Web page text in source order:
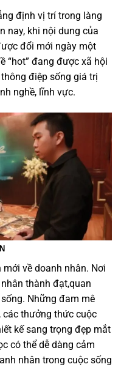
định vị trí trong làng
nay, khi nội dung của
đổi mới ngày một
“hot” đang được xã hội
điệp sống giá trị
nghề, lĩnh vực.
về doanh nhân. Nơi
thành đạt,quan
Những đam mê
các thưởng thức cuộc
kế sang trọng đẹp mắt
có thể dễ dàng cảm
nhân trong cuộc sống